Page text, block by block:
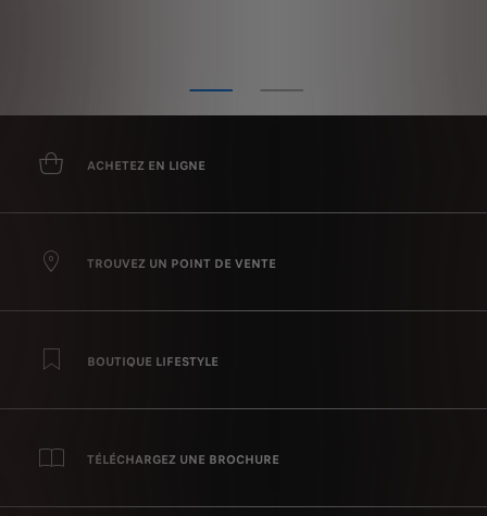
ACHETEZ EN LIGNE
TROUVEZ UN POINT DE VENTE
BOUTIQUE LIFESTYLE
TÉLÉCHARGEZ UNE BROCHURE